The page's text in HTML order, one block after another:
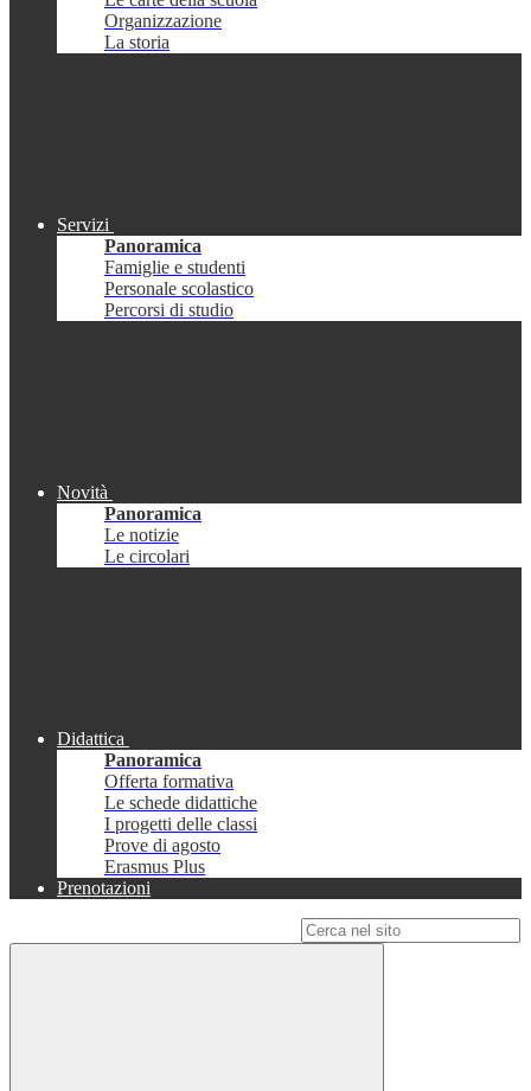
Organizzazione
La storia
Servizi
Panoramica
Famiglie e studenti
Personale scolastico
Percorsi di studio
Novità
Panoramica
Le notizie
Le circolari
Didattica
Panoramica
Offerta formativa
Le schede didattiche
I progetti delle classi
Prove di agosto
Erasmus Plus
Prenotazioni